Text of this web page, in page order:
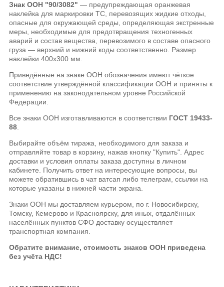
Знак ООН "90/3082" — предупреждающая оранжевая
наклейка для маркировки ТС, перевозящих жидкие отходы,
опасные для окружающей среды, определяющая экстренные
меры, необходимые для предотвращения техногенных
аварий и состав вещества, перевозимого в составе опасного
груза — верхний и нижний коды соответственно. Размер
наклейки 400x300 мм.
Приведённые на знаке ООН обозначения имеют чёткое
соответствие утверждённой классификации ООН и приняты к
применению на законодательном уровне Российской
Федерации.
Все знаки ООН изготавливаются в соответствии ГОСТ 19433-
88.
Выбирайте объём тиража, необходимого для заказа и
отправляйте товар в корзину, нажав кнопку "Купить". Адрес
доставки и условия оплаты заказа доступны в личном
кабинете. Получить ответ на интересующие вопросы, вы
можете обратившись в чат ватсап либо телеграм, ссылки на
которые указаны в нижней части экрана.
Знаки ООН мы доставляем курьером, по г. Новосибирску,
Томску, Кемерово и Красноярску, для иных, отдалённых
населённых пунктов СФО доставку осуществляет
транспортная компания.
Обратите внимание, стоимость знаков ООН приведена
без учёта НДС!